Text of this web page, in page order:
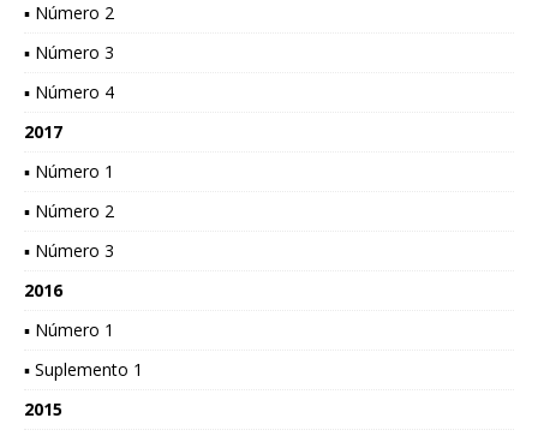
▪ Número 2
▪ Número 3
▪ Número 4
2017
▪ Número 1
▪ Número 2
▪ Número 3
2016
▪ Número 1
▪ Suplemento 1
2015